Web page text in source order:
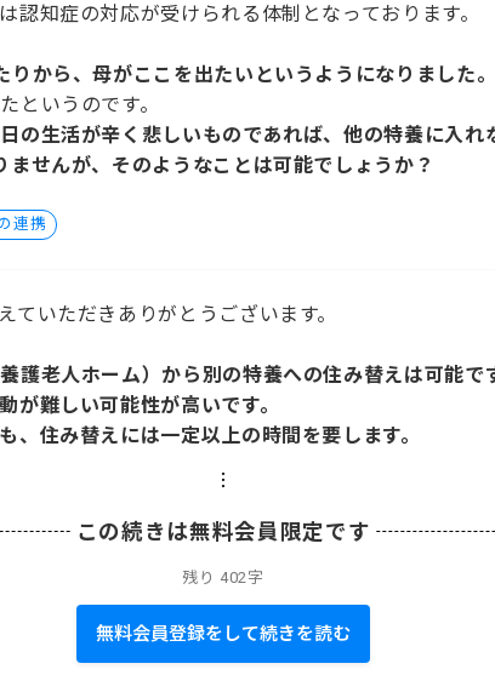
認知症の対応が受けられる体制となっております。
から、母がここを出たいというようになりました。
というのです。
の生活が辛く悲しいものであれば、他の特養に入れ
せんが、そのようなことは可能でしょうか？
連携
ていただきありがとうございます。
護老人ホーム）から別の特養への住み替えは可能で
が難しい可能性が高いです。
、住み替えには一定以上の時間を要します。
この続きは無料会員限定です
残り 402字
無料会員登録をして続きを読む